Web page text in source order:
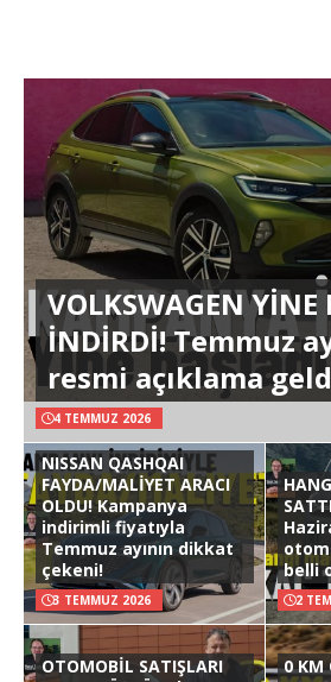
VOLKSWAGEN
İNDİRDİ! Temmuz
resmi açıklama
4 TEMMUZ 2026
NISSAN QASHQAI
FAYDA/MALİYET ARACI
OLDU! Kampanya
indirimli fiyatıyla
Temmuz ayının dikkat
çekeni!
3 TEMMUZ 2026
belli
2
OTOMOBİL SATIŞLARI
0 KM